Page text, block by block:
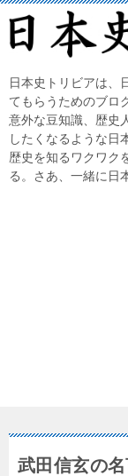
日本史トリビアは、
てもらうためのブロ
意外な豆知識、歴史
したくなるような日
歴史を知るワクワク
る。さあ、一緒に日
武田信玄の